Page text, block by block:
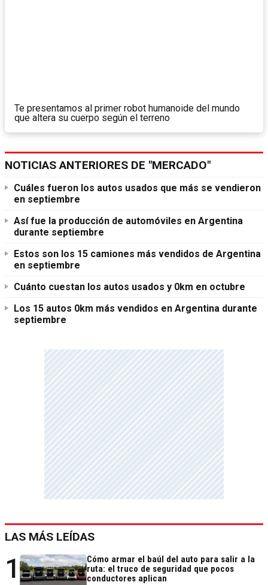
Te presentamos al primer robot humanoide del mundo
que altera su cuerpo según el terreno
NOTICIAS ANTERIORES DE "MERCADO"
Cuáles fueron los autos usados que más se vendieron
en septiembre
Así fue la producción de automóviles en Argentina
durante septiembre
Estos son los 15 camiones más vendidos de Argentina
en septiembre
Cuánto cuestan los autos usados y 0km en octubre
Los 15 autos 0km más vendidos en Argentina durante
septiembre
LAS MÁS LEÍDAS
1
Cómo armar el baúl del auto para salir a la
ruta: el truco de seguridad que pocos
conductores aplican